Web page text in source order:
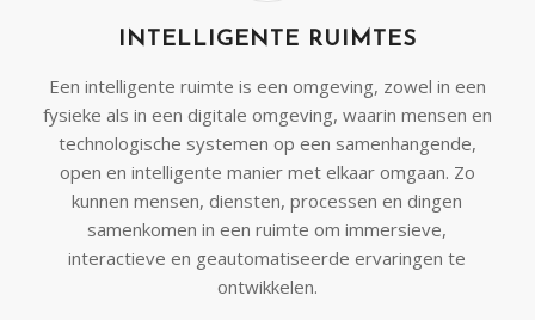
INTELLIGENTE RUIMTES
Een intelligente ruimte is een omgeving, zowel in een
fysieke als in een digitale omgeving, waarin mensen en
technologische systemen op een samenhangende,
open en intelligente manier met elkaar omgaan. Zo
kunnen mensen, diensten, processen en dingen
samenkomen in een ruimte om immersieve,
interactieve en geautomatiseerde ervaringen te
ontwikkelen.